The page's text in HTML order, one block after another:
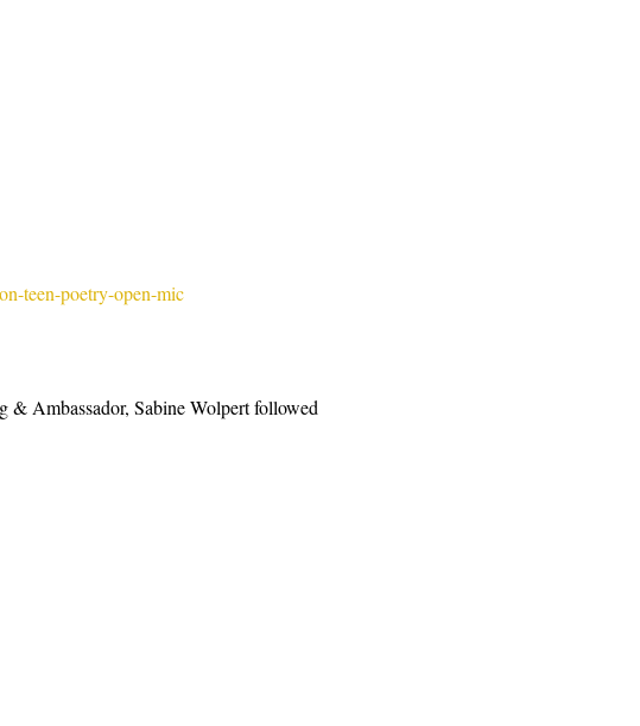
teen-poetry-open-mic
& Ambassador, Sabine Wolpert followed